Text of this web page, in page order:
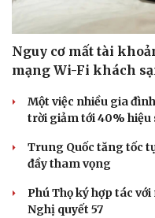
Nguy cơ mất tài
mạng Wi-Fi khách
Một việc nhiều gia
trời giảm tới 40% hiệu
Trung Quốc tăng tốc
đầy tham vọng
Phú Thọ ký hợp tác
Nghị quyết 57